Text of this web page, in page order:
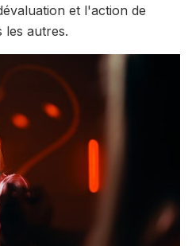
et l'action de
les autres.